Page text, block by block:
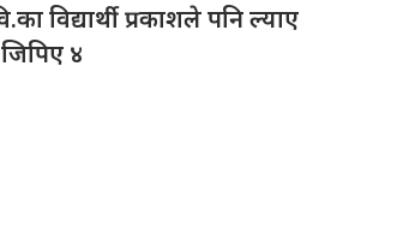
विद्यार्थी प्रकाशले पनि ल्याए
४